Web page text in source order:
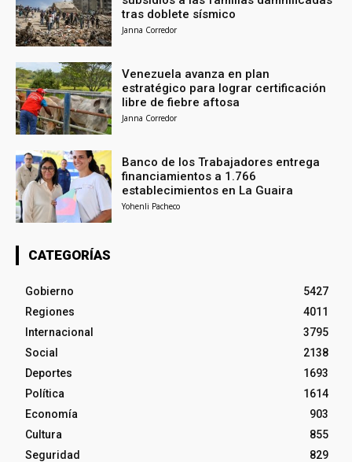
tras doblete sísmico
Janna Corredor
Venezuela avanza en plan
estratégico para lograr certificación
libre de fiebre aftosa
Janna Corredor
Banco de los Trabajadores entrega
financiamientos a 1.766
establecimientos en La Guaira
Yohenli Pacheco
CATEGORÍAS
Gobierno
5427
Regiones
4011
Internacional
3795
Social
2138
Deportes
1693
Política
1614
Economía
903
Cultura
855
Seguridad
829